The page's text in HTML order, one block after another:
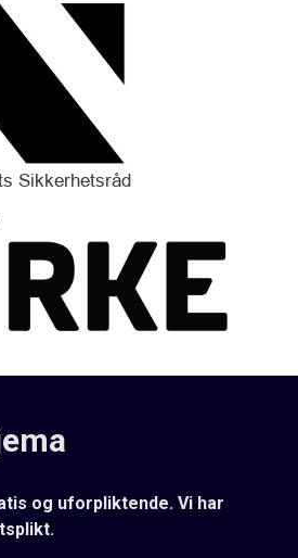
og uforpliktende. Vi har